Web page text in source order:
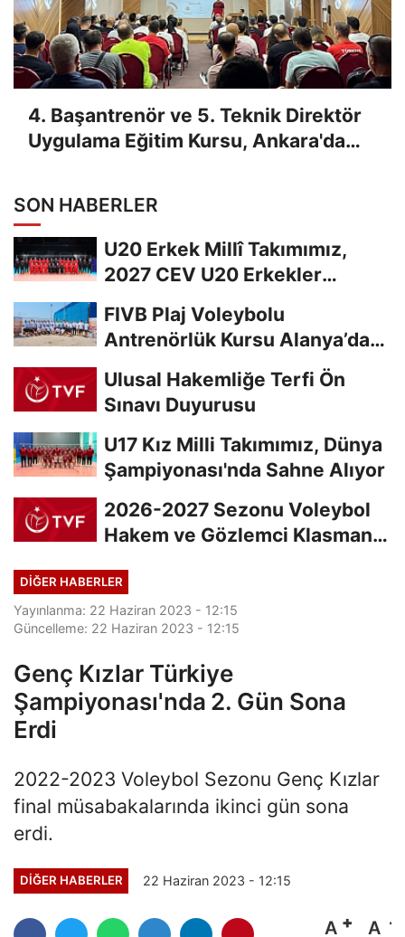
4. Başantrenör ve 5. Teknik Direktör
Uygulama Eğitim Kursu, Ankara'da
SON HABERLER
U20 Erkek Millî Takımımız,
2027 CEV U20 Erkekler
FIVB Plaj Voleybolu
Antrenörlük Kursu Alanya’da
Ulusal Hakemliğe Terfi Ön
Sınavı Duyurusu
U17 Kız Milli Takımımız, Dünya
Şampiyonası'nda Sahne Alıyor
2026-2027 Sezonu Voleybol
Hakem ve Gözlemci Klasman
DIĞER HABERLER
Yayınlanma: 22 Haziran 2023 - 12:15
Güncelleme: 22 Haziran 2023 - 12:15
Genç Kızlar Türkiye
Şampiyonası'nda 2. Gün Sona
Erdi
2022-2023 Voleybol Sezonu Genç Kızlar
final müsabakalarında ikinci gün sona
erdi.
DIĞER HABERLER 22 Haziran 2023 - 12:15
A A